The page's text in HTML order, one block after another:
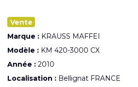
Vente
Marque : KRAUSS MAFFEI
Modèle : KM 420-3000 CX
Année : 2010
Localisation : Bellignat FRANCE